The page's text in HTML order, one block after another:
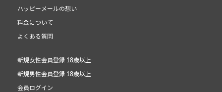
ハッピーメールの想い
料金について
よくある質問
新規女性会員登録 18歳以上
新規男性会員登録 18歳以上
会員ログイン